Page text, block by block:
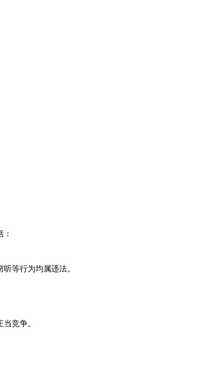
等行为均属违法。
竞争。